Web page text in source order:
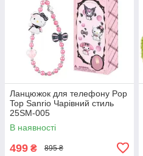
Ланцюжок для телефону Pop
Top Sanrio Чарівний стиль
25SM-005
В наявності
499 ₴ 895 ₴